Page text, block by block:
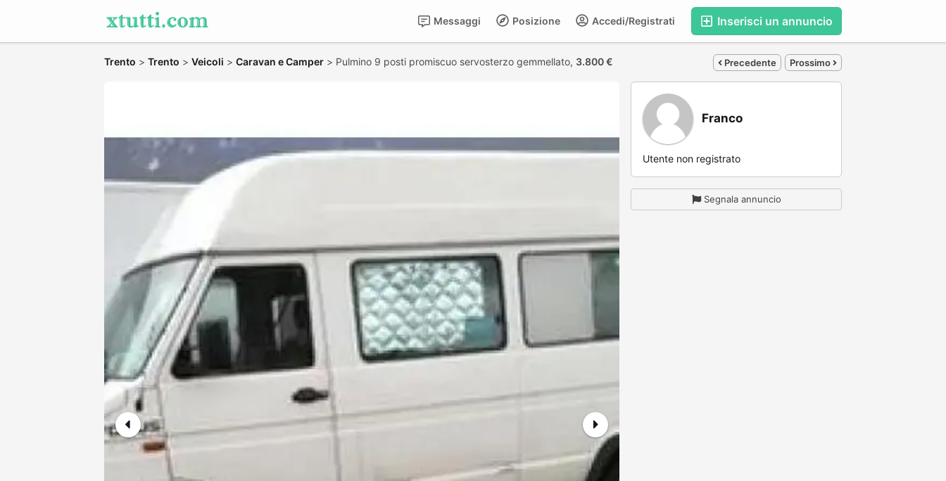
Inserisci un annuncio
Accedi/Registrati
Posizione
Messaggi
Trento > Trento > Veicoli > Caravan e Camper > Pulmino 9 posti promiscuo servosterzo gemmellato, 3.800 € Precedente Prossimo
Franco
Utente non registrato
Segnala annuncio